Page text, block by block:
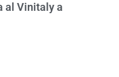
al Vinitaly a